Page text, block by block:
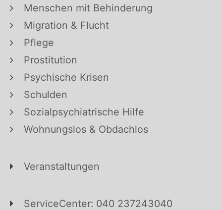
Menschen mit Behinderung
Migration & Flucht
Pflege
Prostitution
Psychische Krisen
Schulden
Sozialpsychiatrische Hilfe
Wohnungslos & Obdachlos
Veranstaltungen
ServiceCenter: 040 237243040